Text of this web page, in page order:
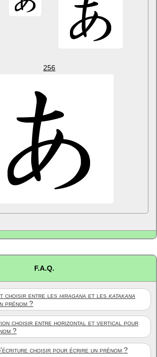
256
F.A.Q.
choisir entre les hiragana et les katakana
prénom ?
choisir entre horizontal et vertical pour
?
choisir pour écrire un prénom ?